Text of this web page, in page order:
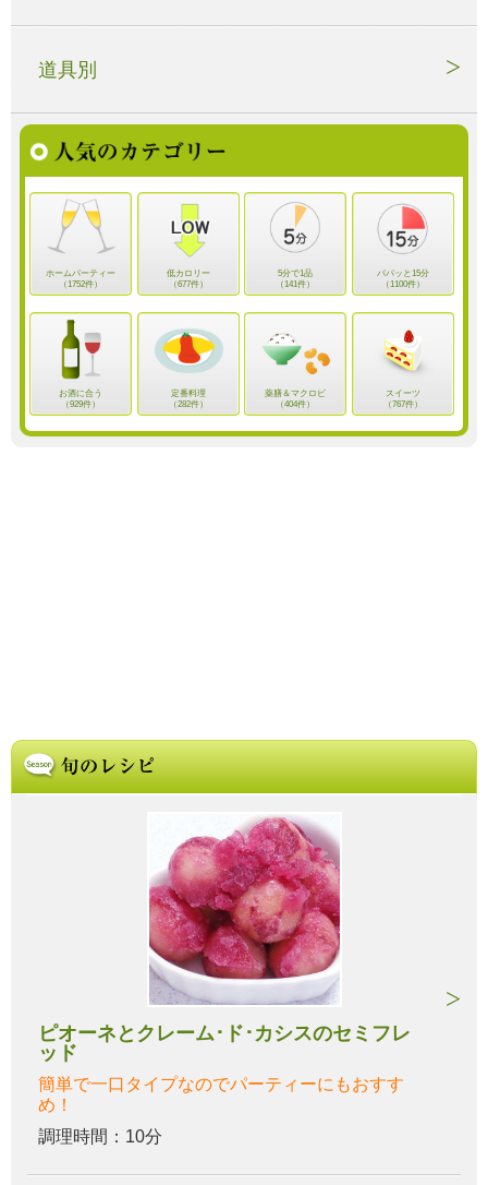
道具別
ホームパーティー
（1752件）
低カロリー
（677件）
5分で1品
（141件）
パパッと15分
（1100件）
お酒に合う
（929件）
定番料理
（282件）
薬膳＆マクロビ
（404件）
スイーツ
（767件）
ピオーネとクレーム･ド･カシスのセミフレ
ッド
簡単で一口タイプなのでパーティーにもおすす
め！
調理時間：10分